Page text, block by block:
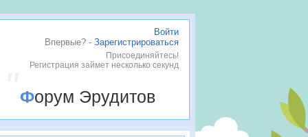
Войти
Впервые? - Зарегистрироваться
Присоединяйтесь!
Регистрация займет несколько секунд
Форум Эрудитов